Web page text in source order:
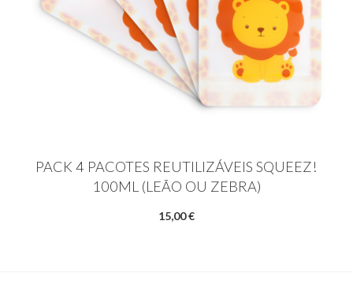
PACK 4 PACOTES REUTILIZÁVEIS SQUEEZ!
100ML (LEÃO OU ZEBRA)
15,00 €